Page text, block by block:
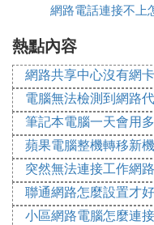
5. WIN10下載
「首先要在你的電腦
說哇嘎畫時代 2:下載
安裝這里就不在多說
安裝時候,不要太快,
要勾選。面對安裝了
完成後,點擊搜索字樣
詞...」
網路電話連接不上
熱點內容
網路共享中心沒有網卡
電腦無法檢測到網路
筆記本電腦一天會用
蘋果電腦整機轉移新機
突然無法連接工作網路
聯通網路怎麼設置才好
小區網路電腦怎麼連